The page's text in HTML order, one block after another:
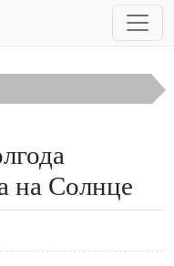
на Солнце